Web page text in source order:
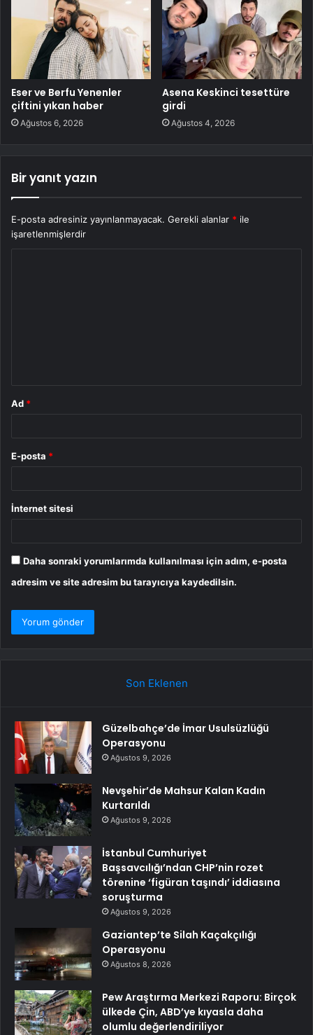
Eser ve Berfu Yenenler
çiftini yıkan haber
Ağustos 6, 2026
Asena Keskinci tesettüre
girdi
Ağustos 4, 2026
Bir yanıt yazın
E-posta adresiniz yayınlanmayacak. Gerekli alanlar * ile
işaretlenmişlerdir
Ad *
E-posta *
İnternet sitesi
Daha sonraki yorumlarımda kullanılması için adım, e-posta
adresim ve site adresim bu tarayıcıya kaydedilsin.
Son Eklenen
Güzelbahçe’de İmar Usulsüzlüğü
Operasyonu
Ağustos 9, 2026
Nevşehir’de Mahsur Kalan Kadın
Kurtarıldı
Ağustos 9, 2026
İstanbul Cumhuriyet
Başsavcılığı’ndan CHP’nin rozet
törenine ‘figüran taşındı’ iddiasına
soruşturma
Ağustos 9, 2026
Gaziantep’te Silah Kaçakçılığı
Operasyonu
Ağustos 8, 2026
Pew Araştırma Merkezi Raporu: Birçok
ülkede Çin, ABD’ye kıyasla daha
olumlu değerlendiriliyor